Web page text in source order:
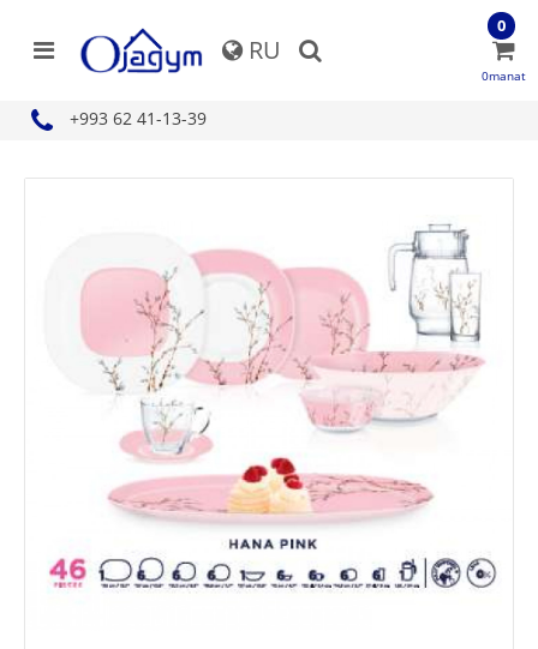
RU
+993 62 41-13-39
0
0manat